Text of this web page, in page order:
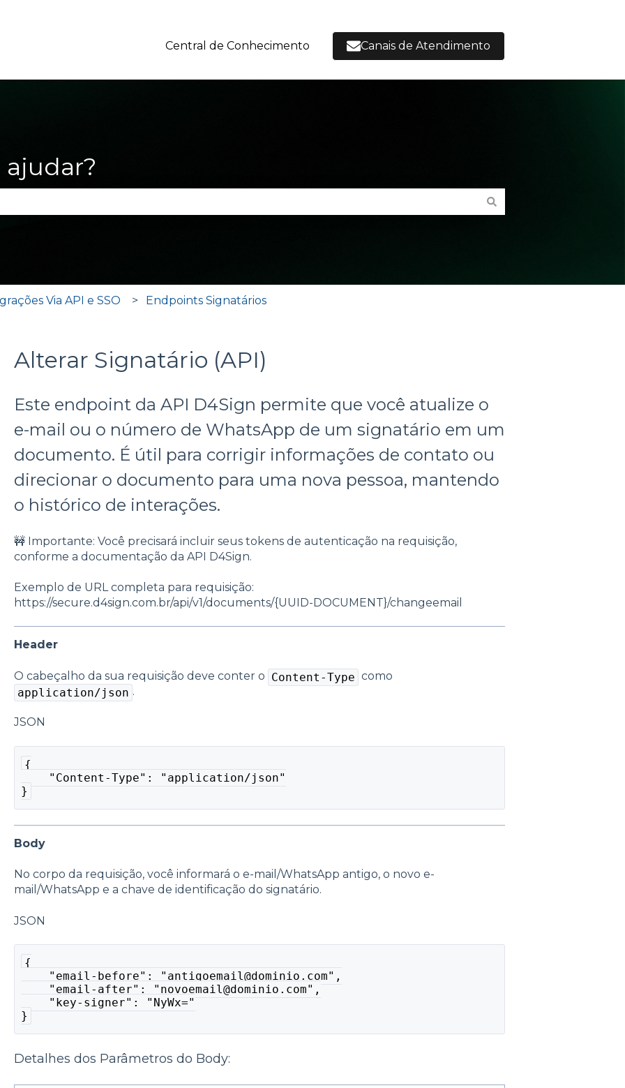
Central de Conhecimento Canais de Atendimento
de pesquisa está em branco.
Via API e SSO Endpoints Signatários
Alterar Signatário (API)
Este endpoint da API D4Sign permite que você atualize o
e-mail ou o número de WhatsApp de um signatário em um
documento. É útil para corrigir informações de contato ou
direcionar o documento para uma nova pessoa, mantendo
o histórico de interações.
🚧 Importante: Você precisará incluir seus tokens de autenticação na requisição,
conforme a documentação da API D4Sign.
Exemplo de URL completa para requisição:
https://secure.d4sign.com.br/api/v1/documents/{UUID-DOCUMENT}/changeemail
Header
O cabeçalho da sua requisição deve conter o Content-Type como
application/json .
JSON
{
    "Content-Type": "application/json"
}
Body
No corpo da requisição, você informará o e-mail/WhatsApp antigo, o novo e-
mail/WhatsApp e a chave de identificação do signatário.
JSON
{
    "email-before": "antigoemail@dominio.com",
    "email-after": "novoemail@dominio.com",
    "key-signer": "NyWx="
}
Detalhes dos Parâmetros do Body: